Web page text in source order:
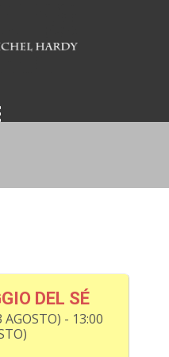
DEL SÉ
AGOSTO) - 13:00